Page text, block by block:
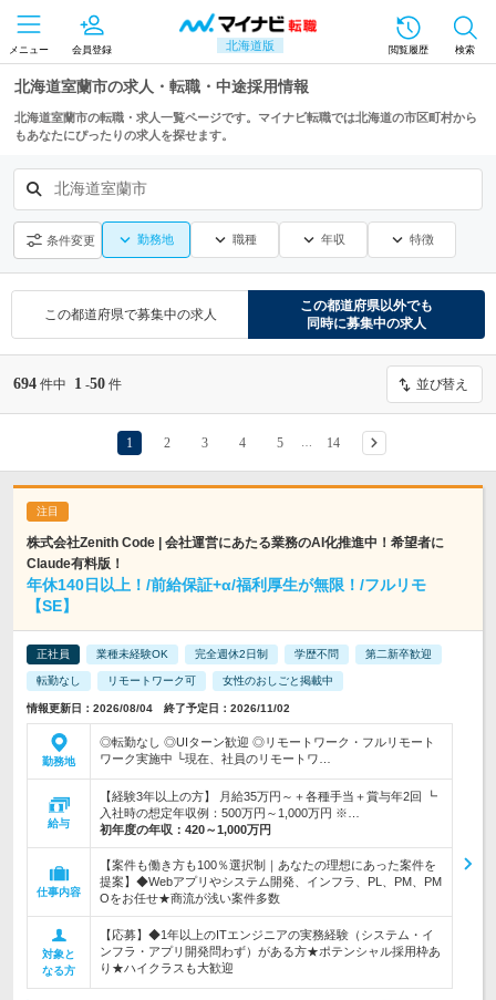
北海道版
メニュー 会員登録 閲覧履歴 検索
北海道室蘭市の求人・転職・中途採用情報
北海道室蘭市の転職・求人一覧ページです。マイナビ転職では北海道の市区町村から
もあなたにぴったりの求人を探せます。
北海道室蘭市
条件変更 勤務地 職種 年収 特徴
この都道府県で募集中の求人
この都道府県以外でも
同時に募集中の求人
694 件中 1 -50 件 並び替え
1 2 3 4 5 14
株式会社Zenith Code | 会社運営にあたる業務のAI化推進中！希望者に
Claude有料版！
年休140日以上！/前給保証+α/福利厚生が無限！/フルリモ
【SE】
正社員 業種未経験OK 完全週休2日制 学歴不問 第二新卒歓迎
転勤なし リモートワーク可 女性のおしごと掲載中
情報更新日：2026/08/04 終了予定日：2026/11/02
勤務地
◎転勤なし ◎UIターン歓迎 ◎リモートワーク・フルリモート
ワーク実施中 └現在、社員のリモートワ…
給与
【経験3年以上の方】 月給35万円～＋各種手当＋賞与年2回 ┗
入社時の想定年収例：500万円～1,000万円 ※…
初年度の年収： 420～1,000万円
仕事内容
【案件も働き方も100％選択制｜あなたの理想にあった案件を
提案】◆Webアプリやシステム開発、インフラ、PL、PM、PM
Oをお任せ★商流が浅い案件多数
対象と
なる方
【応募】◆1年以上のITエンジニアの実務経験（システム・イ
ンフラ・アプリ開発問わず）がある方★ポテンシャル採用枠あ
り★ハイクラスも大歓迎